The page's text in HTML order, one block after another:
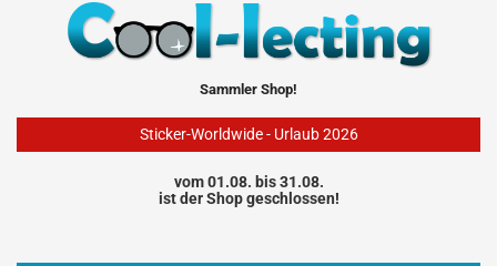
Sammler Shop!
Sticker-Worldwide - Urlaub 2026
vom 01.08. bis 31.08.
ist der Shop geschlossen!